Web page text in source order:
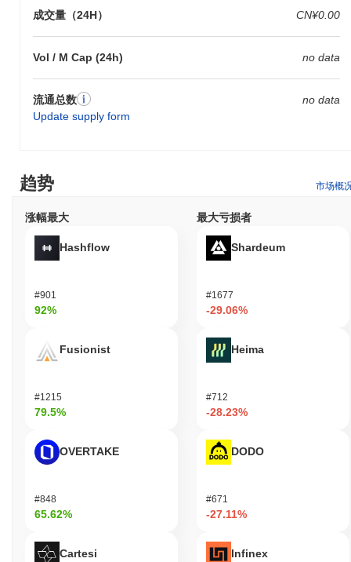
成交量（24H） CN¥0.00
Vol / M Cap (24h) no data
流通总数
Update supply form
no data
趋势 市场概
涨幅最大
Hashflow
#901
92%
Fusionist
#1215
79.5%
OVERTAKE
#848
65.62%
Cartesi
最大亏损者
Shardeum
#1677
-29.06%
Heima
#712
-28.23%
DODO
#671
-27.11%
Infinex